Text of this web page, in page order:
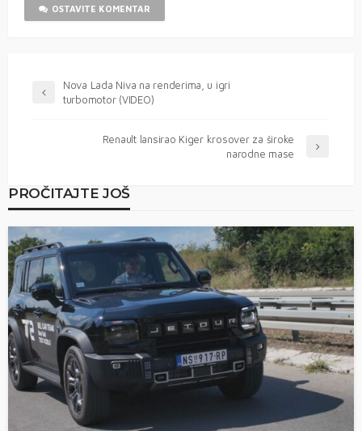
OSTAVITE KOMENTAR
Nova Lada Niva na renderima, u igri
turbomotor (VIDEO)
Renault lansirao Kiger krosover za široke
narodne mase
PROČITAJTE JOŠ